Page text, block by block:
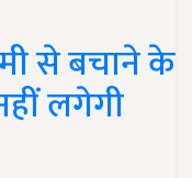
से बचाने के
लगेगी